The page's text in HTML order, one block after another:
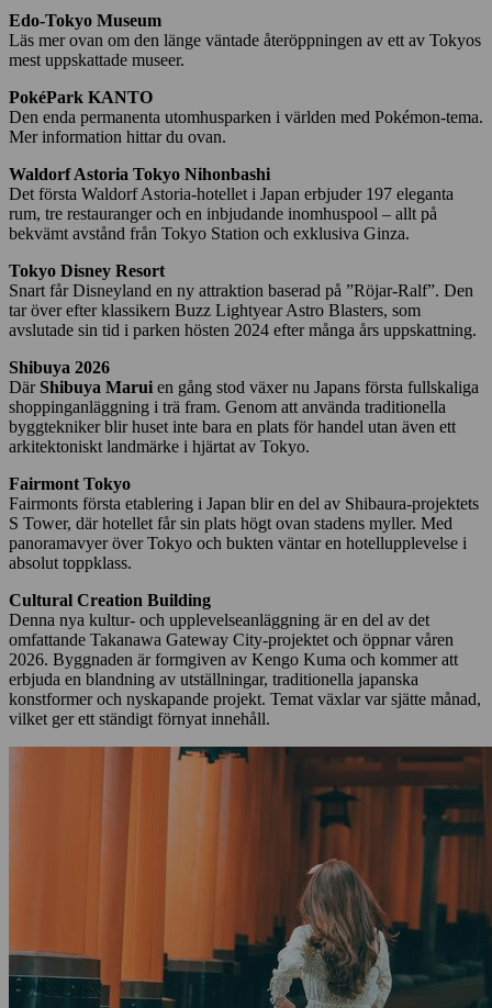
Edo-Tokyo Museum
Läs mer ovan om den länge väntade återöppningen av ett av Tokyos
mest uppskattade museer.
PokéPark KANTO
Den enda permanenta utomhusparken i världen med Pokémon-tema.
Mer information hittar du ovan.
Waldorf Astoria Tokyo Nihonbashi
Det första Waldorf Astoria-hotellet i Japan erbjuder 197 eleganta
rum, tre restauranger och en inbjudande inomhuspool – allt på
bekvämt avstånd från Tokyo Station och exklusiva Ginza.
Tokyo Disney Resort
Snart får Disneyland en ny attraktion baserad på ”Röjar-Ralf”. Den
tar över efter klassikern Buzz Lightyear Astro Blasters, som
avslutade sin tid i parken hösten 2024 efter många års uppskattning.
Shibuya 2026
Där Shibuya Marui en gång stod växer nu Japans första fullskaliga
shoppinganläggning i trä fram. Genom att använda traditionella
byggtekniker blir huset inte bara en plats för handel utan även ett
arkitektoniskt landmärke i hjärtat av Tokyo.
Fairmont Tokyo
Fairmonts första etablering i Japan blir en del av Shibaura-projektets
S Tower, där hotellet får sin plats högt ovan stadens myller. Med
panoramavyer över Tokyo och bukten väntar en hotellupplevelse i
absolut toppklass.
Cultural Creation Building
Denna nya kultur- och upplevelseanläggning är en del av det
omfattande Takanawa Gateway City-projektet och öppnar våren
2026. Byggnaden är formgiven av Kengo Kuma och kommer att
erbjuda en blandning av utställningar, traditionella japanska
konstformer och nyskapande projekt. Temat växlar var sjätte månad,
vilket ger ett ständigt förnyat innehåll.